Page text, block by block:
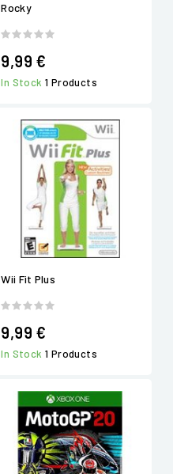
Rocky
9,99 €
In Stock1 Products
Wii Fit Plus
9,99 €
In Stock1 Products